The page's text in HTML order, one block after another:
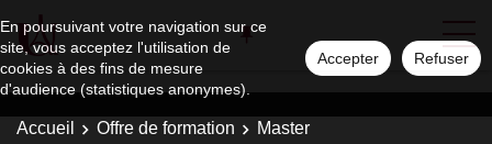
En poursuivant votre navigation sur ce
site, vous acceptez l'utilisation de
cookies à des fins de mesure
d'audience (statistiques anonymes).
Accepter Refuser
Accueil Offre de formation
Master